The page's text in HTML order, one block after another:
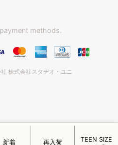
新着 再入荷 TEEN SIZE
methods.
株式会社スタヂオ・ユニ
PC用に切り替え